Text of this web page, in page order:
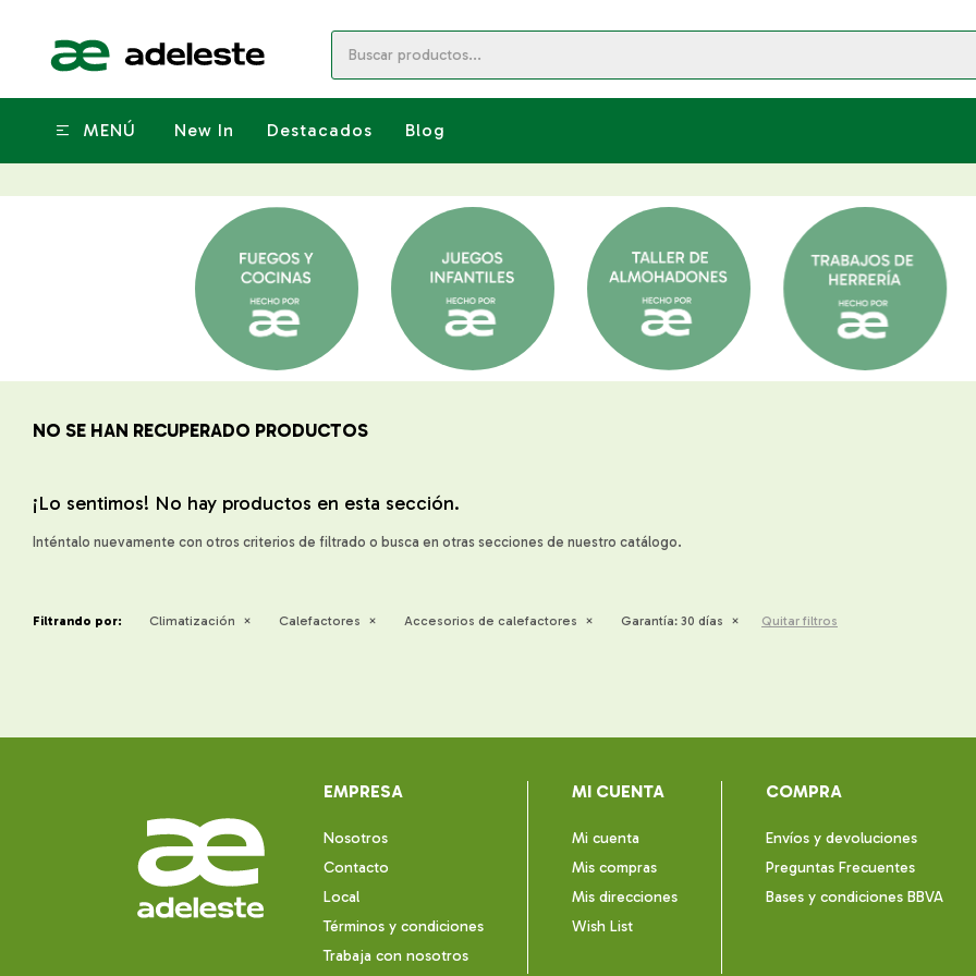
MENÚ New In Destacados Blog
NO SE HAN RECUPERADO PRODUCTOS
¡Lo sentimos! No hay productos en esta sección.
Inténtalo nuevamente con otros criterios de filtrado o busca en otras secciones de nuestro catálogo.
Filtrando por: Climatización Calefactores Accesorios de calefactores Garantía: 30 días Quitar filtros
EMPRESA
Nosotros
Contacto
Local
Términos y condiciones
Trabaja con nosotros
MI CUENTA
Mi cuenta
Mis compras
Mis direcciones
Wish List
COMPRA
Envíos y devoluciones
Preguntas Frecuentes
Bases y condiciones BBVA